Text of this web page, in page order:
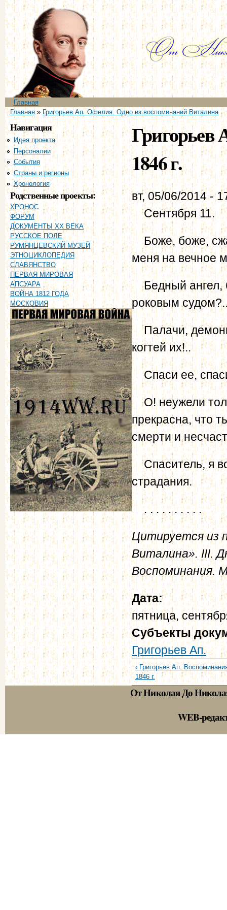
Главное меню
Главная
Вы здесь
Главная» Григорьев Ап. Офелия. Одно из воспоминаний Виталина
Навигация
Идея проекта
Персоналии
События
Страны и регионы
Хронология
Родственные проекты:
ХРОНОС
ФОРУМ
ДОКУМЕНТЫ XX ВЕКА
РУССКОЕ ПОЛЕ
РУМЯНЦЕВСКИЙ МУЗЕЙ
ЭТНОЦИКЛОПЕДИЯ
СЛАВЯНСТВО
ПЕРВАЯ МИРОВАЯ
АПСУАРА
ВОЙНА 1812 ГОДА
МОСКОВИЯ
Григорьев
1846 г.
вт, 05/06/2014 -
Сентября 11.
Боже, боже,
меня на вечное
Бедный ангел,
роковым
Палачи,
когтей их!..
Спаси ее,
О! неужели
прекрасна, что
смерти и
Спаситель, я во
страдания.
. . . . . . . . . .
Цитируется из
Виталина». III.
Воспоминания.
Дата:
пятница,
Субъекты
Григорьев Ап.
‹ Григорьев Ап.
1846 г.
От Николая До
WEB-